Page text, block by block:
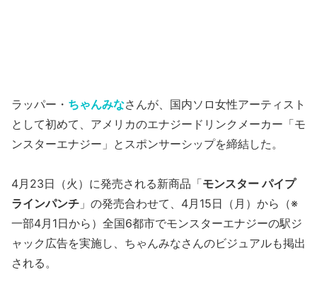
ラッパー・ ちゃんみなさんが、国内ソロ女性アーティスト
として初めて、アメリカのエナジードリンクメーカー「モ
ンスターエナジー」とスポンサーシップを締結した。
4月23日（火）に発売される新商品「モンスター パイプ
ラインパンチ 」の発売合わせて、4月15日（月）から（※
一部4月1日から）全国6都市でモンスターエナジーの駅ジ
ャック広告を実施し、ちゃんみなさんのビジュアルも掲出
される。